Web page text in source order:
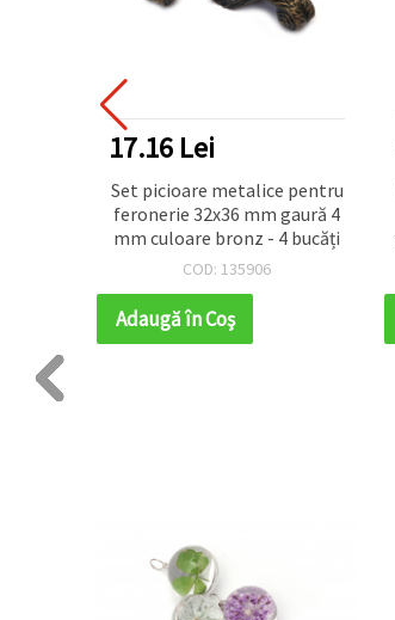
17.16 Lei
Set picioare metalice pentru
feronerie 32x36 mm gaură 4
mm culoare bronz - 4 bucăți
COD: 135906
Adaugă în Coş